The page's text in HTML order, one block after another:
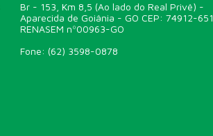
Br - 153, Km 8,5 (Ao lado do Real Privê) -
Aparecida de Goiânia - GO CEP: 74912-651
RENASEM nº00963-GO
Fone: (62) 3598-0878